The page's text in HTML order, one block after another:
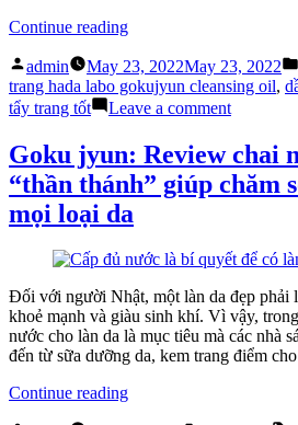
Continue reading“Tiêu
Lựa
Chọn
Dầu
Trang
Tốt
Cho
Da
Khô”
Posted
by
admin May 23, 2022May 23, 2022
trang hada labo gokujyun cleansing oil,
tẩy trang tốt
Leave a commenton
Chí
Lựa
Chọn
Dầu
Tốt
Da
Khô
Goku jyun: Review chai
“thần thánh” giúp chăm
mọi loại da
Đối với người Nhật, một làn da đẹp phải
khoẻ mạnh và giàu sinh khí. Vì vậy,
nước cho làn da là mục tiêu mà các nhà
đến từ sữa dưỡng da, kem trang điểm
Continue reading“Goku